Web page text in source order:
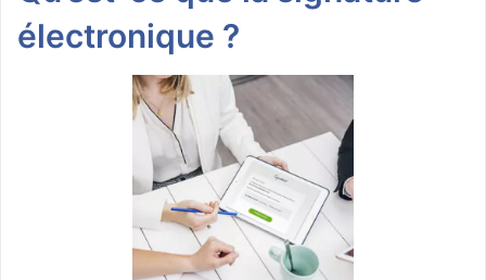
électronique ?